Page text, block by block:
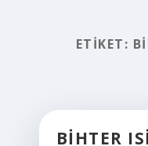
ETIKET:
BIHTER